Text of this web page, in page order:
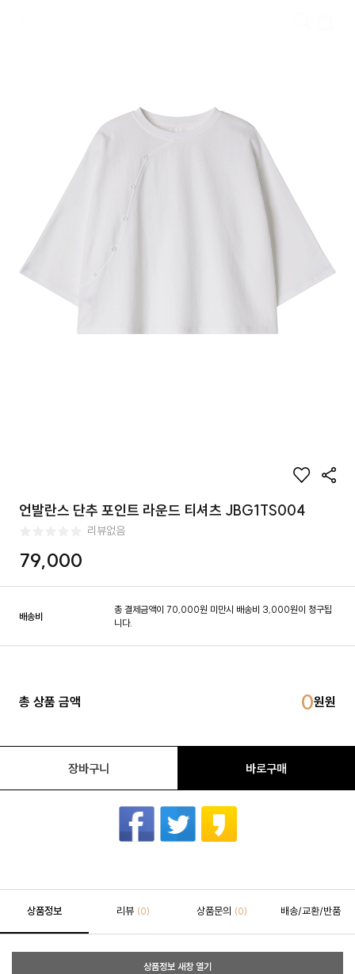
언발란스 단추 포인트 라운드 티셔츠 JBG1TS004
리뷰없음
79,000
배송비
총 결제금액이 70,000원 미만시 배송비 3,000원이 청구됩
니다.
총 상품 금액 0
장바구니 바로구매
상품정보 리뷰 (0) 상품문의 (0) 배송/교환/반품
상품정보 새창 열기